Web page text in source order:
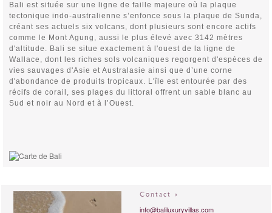
Bali est située sur une ligne de faille majeure où la plaque
tectonique indo-australienne s’enfonce sous la plaque de Sunda,
créant ses actuels six volcans, dont plusieurs sont encore actifs
comme le Mont Agung, aussi le plus élevé avec 3142 mètres
d'altitude. Bali se situe exactement à l'ouest de la ligne de
Wallace, dont les riches sols volcaniques regorgent d'espèces de
vies sauvages d'Asie et Australasie ainsi que d’une corne
d'abondance de produits tropicaux. L'île est entourée par des
récifs de corail, ses plages du littoral offrent un sable blanc au
Sud et noir au Nord et à l’Ouest.
Contact »
info@baliluxuryvillas.com